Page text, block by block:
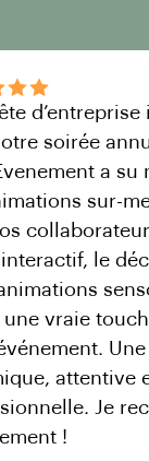
annuelle,
a su nous
sur-mesure
Le
le décor
sensorielles
touche de
Une équipe
et
Je